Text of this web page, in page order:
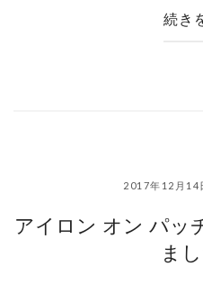
続き
2017年12月14
アイロン オン パッ
まし